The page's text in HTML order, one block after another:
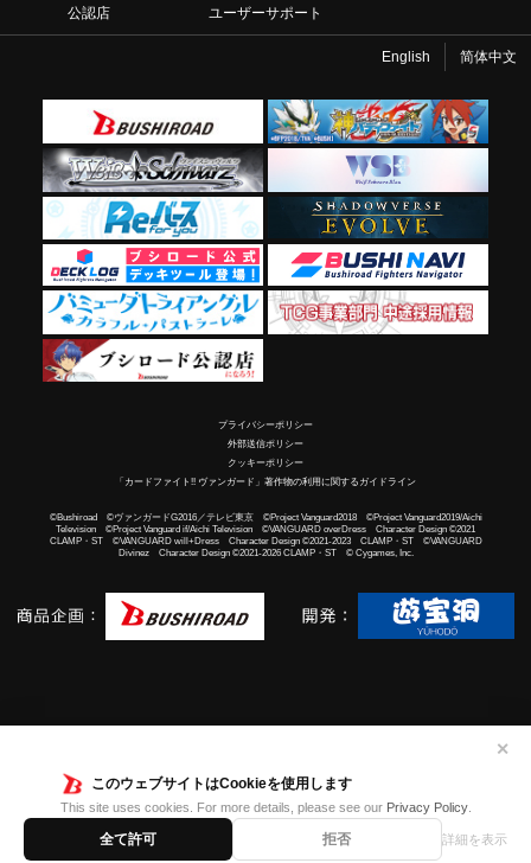
このウェブサイトはCookieを使用します
This site uses cookies. For more details, please see our Privacy Policy.
全て許可 拒否 詳細を表示
✕
公認店
ユーザーサポート
English 简体中文
プライバシーポリシー
外部送信ポリシー
クッキーポリシー
「カードファイト!! ヴァンガード」著作物の利用に関するガイドライン
©Bushiroad ©ヴァンガードG2016／テレビ東京 ©Project Vanguard2018 ©Project Vanguard2019/Aichi
Television ©Project Vanguard if/Aichi Television ©VANGUARD overDress Character Design ©2021
CLAMP・ST ©VANGUARD will+Dress Character Design ©2021-2023 CLAMP・ST ©VANGUARD
Divinez Character Design ©2021-2026 CLAMP・ST © Cygames, Inc.